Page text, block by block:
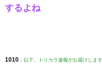
するよね
1010 : 以下、トリカラ速報がお届けします